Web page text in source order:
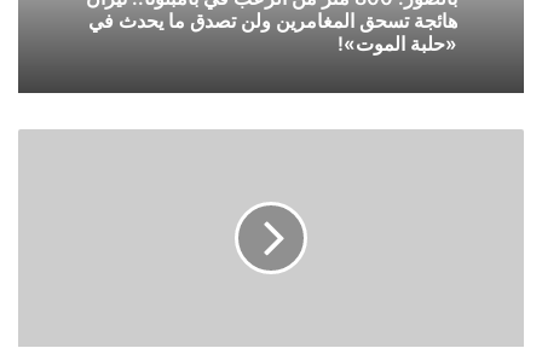
هائجة تسحق المغامرين ولن تصدق ما يحدث في
«حلبة الموت»!
غياب